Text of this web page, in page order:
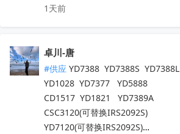
OPA2387DGKR
LM76003RNPR
LM76005RNPR
LM7321MFX/NOPB
LM73100RPWR
LM74502DDFR
LM74502HDDFR
1天前
卓川-唐
#供应 YD7388  YD7388S  YD7388L
YD1028  YD7377   YD5888
CD1517  YD1821   YD7389A
CSC3120(可替换IRS2092S)
YD7120(可替换IRS2092S)